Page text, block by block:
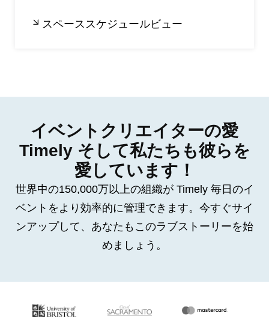
スペーススケジュールビュー
イベントクリエイターの愛
Timely そして私たちも彼らを
愛しています！
世界中の150,000万以上の組織が Timely 毎日のイ
ベントをより効率的に管理できます。今すぐサイ
ンアップして、あなたもこのラブストーリーを始
めましょう。